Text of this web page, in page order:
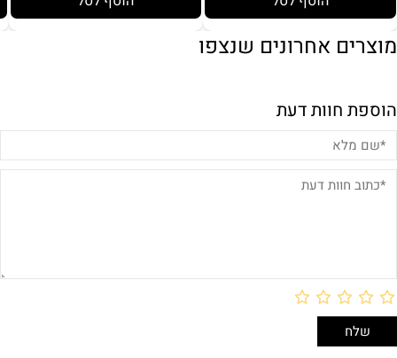
מתנה:
מוצרים אחרונים שנצפו
הוספת חוות דעת